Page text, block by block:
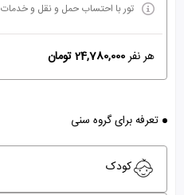
تور با احتساب حمل و نقل و خدمات
هر نفر24,780,000 تومان
تعرفه برای گروه سنی
کودک